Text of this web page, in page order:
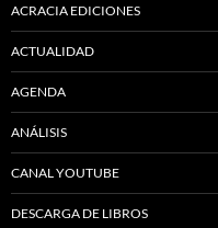
ACRACIA EDICIONES
ACTUALIDAD
AGENDA
ANÁLISIS
CANAL YOUTUBE
DESCARGA DE LIBROS